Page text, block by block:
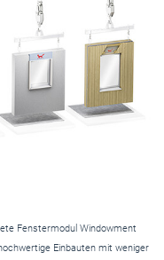
Fenstermodul Windowment
Einbauten mit weniger